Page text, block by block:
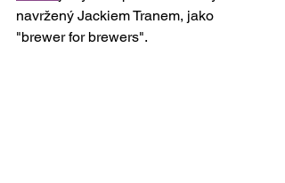
navržený Jackiem Tranem, jako
"brewer for brewers".